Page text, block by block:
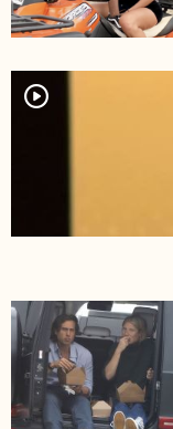
player2